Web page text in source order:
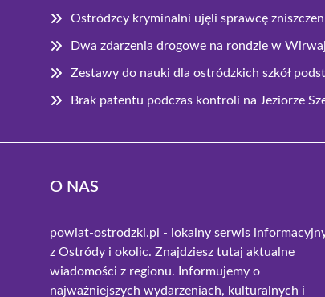
Ostródzcy kryminalni ujęli sprawcę
Dwa zdarzenia drogowe na rondzie w
Zestawy do nauki dla ostródzkich szkół
Brak patentu podczas kontroli na Jeziorze
O NAS
powiat-ostrodzki.pl - lokalny serwis
z Ostródy i okolic. Znajdziesz tutaj aktualne
wiadomości z regionu. Informujemy o
najważniejszych wydarzeniach, kulturalnych i